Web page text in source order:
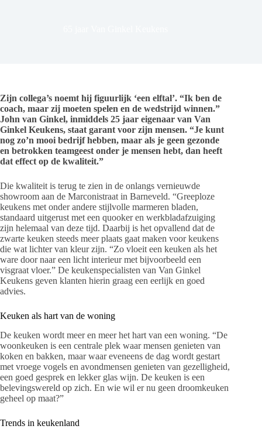
Zijn collega’s noemt hij figuurlijk ‘een elftal’. “Ik ben de
coach, maar zij moeten spelen en de wedstrijd winnen.”
John van Ginkel, inmiddels 25 jaar eigenaar van Van
Ginkel Keukens, staat garant voor zijn mensen. “Je kunt
nog zo’n mooi bedrijf hebben, maar als je geen gezonde
en betrokken teamgeest onder je mensen hebt, dan heeft
dat effect op de kwaliteit.”
Die kwaliteit is terug te zien in de onlangs vernieuwde
showroom aan de Marconistraat in Barneveld. “Greeploze
keukens met onder andere stijlvolle marmeren bladen,
standaard uitgerust met een quooker en werkbladafzuiging
zijn helemaal van deze tijd. Daarbij is het opvallend dat de
zwarte keuken steeds meer plaats gaat maken voor keukens
die wat lichter van kleur zijn. “Zo vloeit een keuken als het
ware door naar een licht interieur met bijvoorbeeld een
visgraat vloer.” De keukenspecialisten van Van Ginkel
Keukens geven klanten hierin graag een eerlijk en goed
advies.
Keuken als hart van de woning
De keuken wordt meer en meer het hart van een woning. “De
woonkeuken is een centrale plek waar mensen genieten van
koken en bakken, maar waar eveneens de dag wordt gestart
met vroege vogels en avondmensen genieten van gezelligheid,
een goed gesprek en lekker glas wijn. De keuken is een
belevingswereld op zich. En wie wil er nu geen droomkeuken
geheel op maat?”
Trends in keukenland